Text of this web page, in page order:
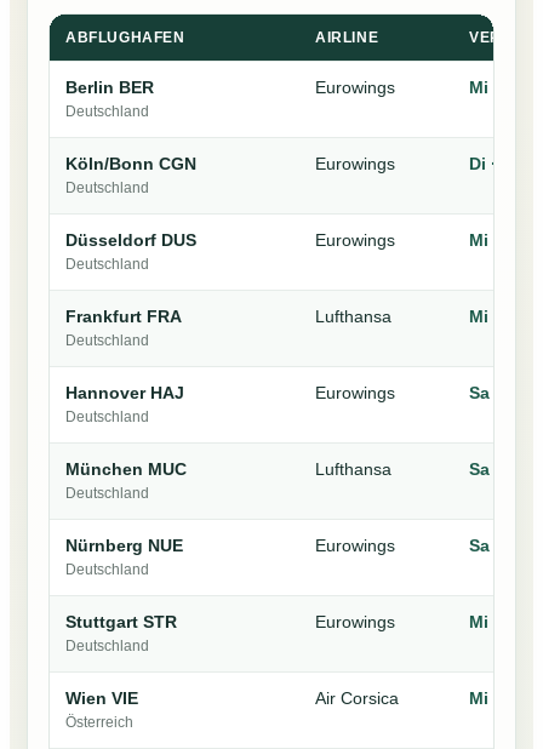
ABFLUGHAFEN AIRLINE
Berlin BER
Deutschland
Eurowings Mi · Sa
Köln/Bonn CGN
Deutschland
Eurowings Di · Sa
Düsseldorf DUS
Deutschland
Eurowings Mi · Sa
Frankfurt FRA
Deutschland
Lufthansa Mi · Sa ·
Hannover HAJ
Deutschland
Eurowings Sa
München MUC
Deutschland
Lufthansa Sa · So
Nürnberg NUE
Deutschland
Eurowings Sa
Stuttgart STR
Deutschland
Eurowings Mi · Sa
Wien VIE
Österreich
Air Corsica Mi · So